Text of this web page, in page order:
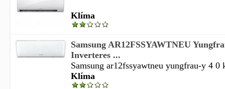
Klíma
Samsung AR12FSSYAWTNEU
Inverteres ...
Samsung ar12fssyawtneu yungfrau-y 4 0
Klíma